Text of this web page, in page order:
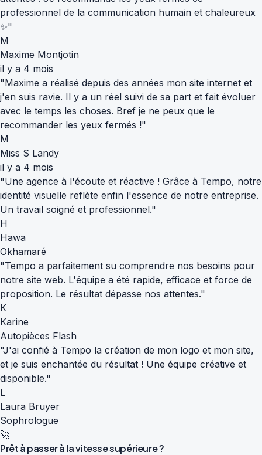
professionnel de la communication humain et chaleureux
✨"
M
Maxime Montjotin
il y a 4 mois
"Maxime a réalisé depuis des années mon site internet et
j'en suis ravie. Il y a un réel suivi de sa part et fait évoluer
avec le temps les choses. Bref je ne peux que le
recommander les yeux fermés !"
M
Miss S Landy
il y a 4 mois
"Une agence à l'écoute et réactive ! Grâce à Tempo, notre
identité visuelle reflète enfin l'essence de notre entreprise.
Un travail soigné et professionnel."
H
Hawa
Okhamaré
"Tempo a parfaitement su comprendre nos besoins pour
notre site web. L'équipe a été rapide, efficace et force de
proposition. Le résultat dépasse nos attentes."
K
Karine
Autopièces Flash
"J'ai confié à Tempo la création de mon logo et mon site,
et je suis enchantée du résultat ! Une équipe créative et
disponible."
L
Laura Bruyer
Sophrologue
🚀
Prêt à passer à lavitesse supérieure?